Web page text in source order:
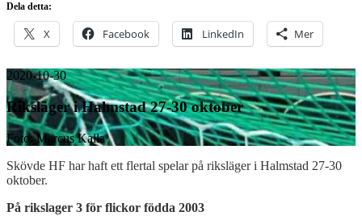
Dela detta:
X Facebook LinkedIn Mer
2020-10-30
Riksläger i Halmstad 27-30 oktober
Foto: Marcus Kalla
Skövde HF har haft ett flertal spelar på riksläger i Halmstad 27-30
oktober.
På rikslager 3 för flickor födda 2003